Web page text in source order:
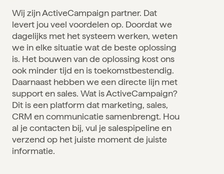
Wij zijn ActiveCampaign partner. Dat
levert jou veel voordelen op. Doordat we
dagelijks met het systeem werken, weten
we in elke situatie wat de beste oplossing
is. Het bouwen van de oplossing kost ons
ook minder tijd en is toekomstbestendig.
Daarnaast hebben we een directe lijn met
support en sales. Wat is ActiveCampaign?
Dit is een platform dat marketing, sales,
CRM en communicatie samenbrengt. Hou
al je contacten bij, vul je salespipeline en
verzend op het juiste moment de juiste
informatie.